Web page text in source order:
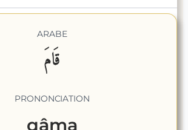
ARABE
قَامَ
PRONONCIATION
qâma